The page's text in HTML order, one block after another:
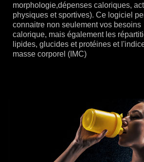
morphologie,dépenses caloriques,
physiques et sportives). Ce logiciel
connaitre non seulement vos besoins
calorique, mais également les
lipides, glucides et protéines et
masse corporel (IMC)